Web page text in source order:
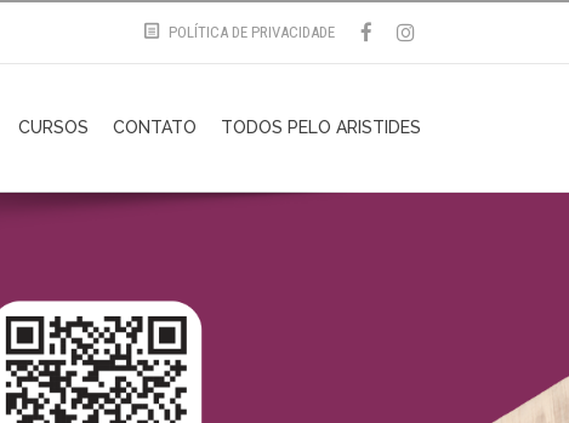
POLÍTICA DE PRIVACIDADE
CURSOS CONTATO TODOS PELO ARISTIDES